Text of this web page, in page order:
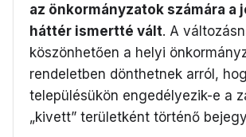
az önkormányzatok számára a
háttér ismertté vált. A
köszönhetően a helyi
rendeletben dönthetnek arról,
településükön engedélyezik-e a
„kivett” területként történő